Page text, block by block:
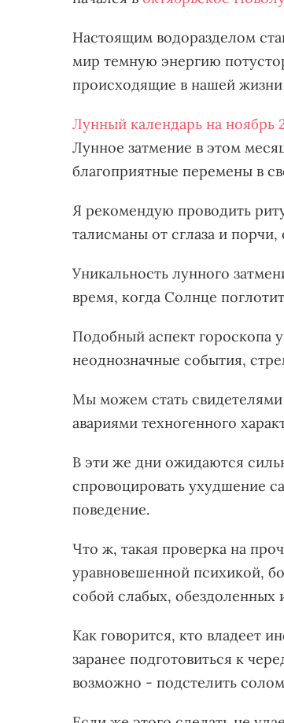
Настоящим водоразделом
мир темную энергию
происходящие в нашей
Лунный календарь на ноябрь
Лунное затмение в этом
благоприятные перемены в
Я рекомендую проводить
талисманы от сглаза и
Уникальность лунного
время, когда Солнце
Подобный аспект гороскопа
неоднозначные события,
Мы можем стать
авариями техногенного
В эти же дни ожидаются
спровоцировать ухудшение
поведение.
Что ж, такая проверка на
уравновешенной психикой,
собой слабых, обездоленных
Как говорится, кто владеет
заранее подготовиться к
возможно - подстелить